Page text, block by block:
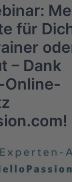
für
– Dank
Online-